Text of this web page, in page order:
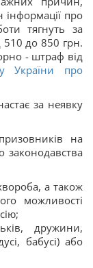
інформації про
тягнуть за
510 до 850 грн.
- штраф від
України про
за неявку
на
законодавства
а також
можливості
дружини,
бабусі) або